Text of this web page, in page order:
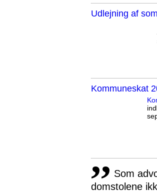
Udlejning af
Kommuneskat
,, Som
domstolene